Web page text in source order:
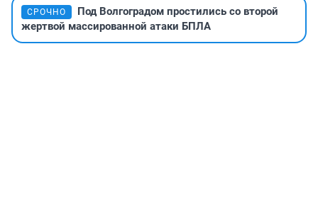
СРОЧНО
Под Волгоградом простились со второй
жертвой массированной атаки БПЛА